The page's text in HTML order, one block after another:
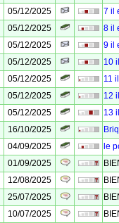
05/12/2025
7 il
05/12/2025
8 il
05/12/2025
9 il
05/12/2025
10
05/12/2025
11
05/12/2025
12
05/12/2025
13
16/10/2025
04/09/2025
le
01/09/2025
12/08/2025
25/07/2025
10/07/2025